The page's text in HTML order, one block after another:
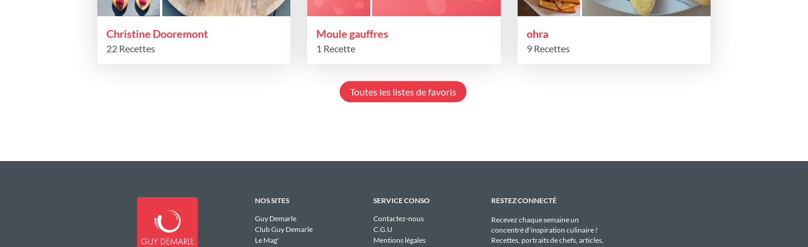
Christine Dooremont
22 Recettes
Moule gauffres
1 Recette
ohra
9 Recettes
Toutes les listes de favoris
NOS SITES
Guy Demarle
Club Guy Demarle
Le Mag'
SERVICE CONSO
Contactez-nous
C.G.U
Mentions légales
RESTEZ CONNECTÉ
Recevez chaque semaine un
concentré d'inspiration culinaire !
Recettes, portraits de chefs, articles,